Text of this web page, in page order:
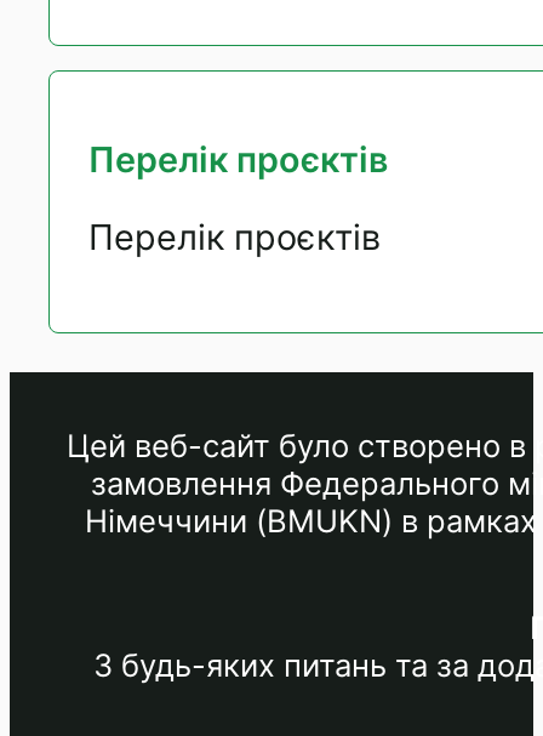
Перелік проєктів
Перелік проєктів
Цей веб-сайт було створено в
замовлення Федерального
Німеччини (BMUKN) в рамках
З будь-яких питань та за